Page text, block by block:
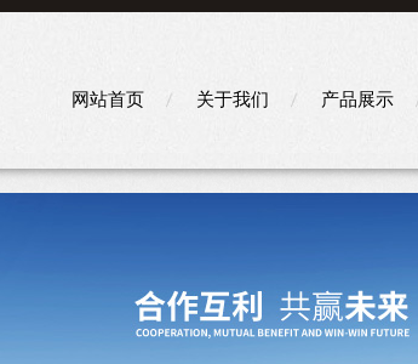
网站首页 关于我们 产品展示